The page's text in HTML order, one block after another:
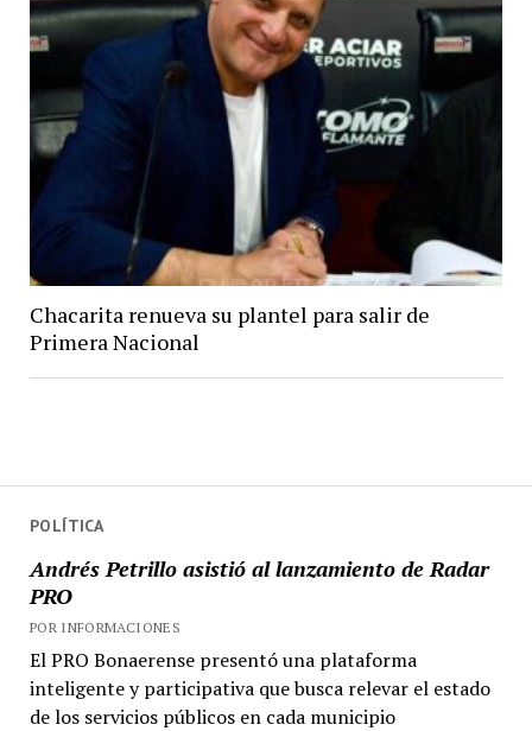
POLÍTICA
Andrés Petrillo asistió al lanzamiento de Radar
PRO
POR INFORMACIONES
El PRO Bonaerense presentó una plataforma
inteligente y participativa que busca relevar el estado
de los servicios públicos en cada municipio
Chacarita renueva su plantel para salir de
Primera Nacional